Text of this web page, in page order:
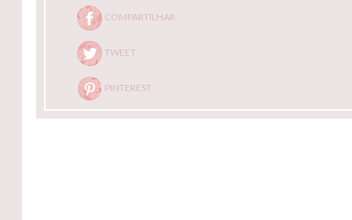
COMPARTILHAR
TWEET
PINTEREST